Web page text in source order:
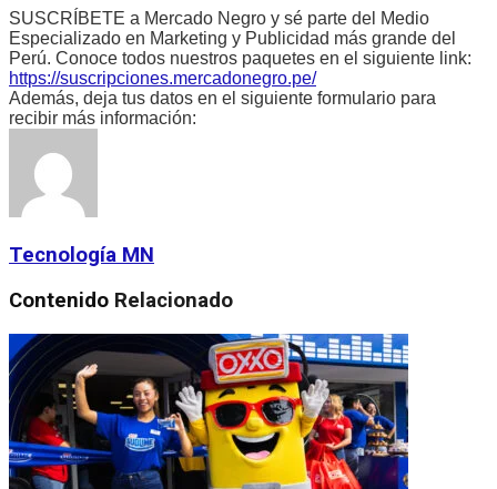
SUSCRÍBETE a Mercado Negro y sé parte del Medio
Especializado en Marketing y Publicidad más grande del
Perú. Conoce todos nuestros paquetes en el siguiente link:
https://suscripciones.mercadonegro.pe/
Además, deja tus datos en el siguiente formulario para
recibir más información:
Tecnología MN
Contenido Relacionado